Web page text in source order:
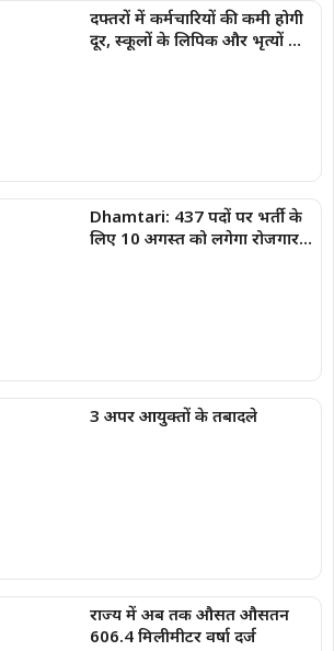
दफ्तरों में कर्मचारियों की कमी होगी
दूर, स्कूलों के लिपिक और भृत्यों की
Dhamtari: 437 पदों पर भर्ती के
लिए 10 अगस्त को लगेगा रोजगार
3 अपर आयुक्तों के तबादले
राज्य में अब तक औसत औसतन
606.4 मिलीमीटर वर्षा दर्ज